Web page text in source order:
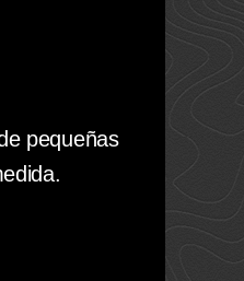
pequeñas